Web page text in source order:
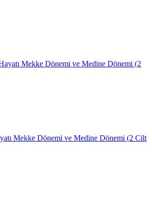
Mekke Dönemi ve Medine Dönemi (2 Cilt